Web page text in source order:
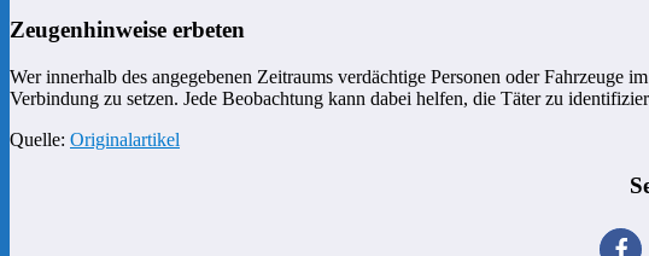
Zeugenhinweise erbeten
Wer innerhalb des angegebenen Zeitraums verdächtige Personen oder
Verbindung zu setzen. Jede Beobachtung kann dabei helfen, die Täter zu
Quelle: Originalartikel